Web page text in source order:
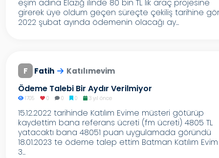
eşim adına Elazığ ilinde 80 bin TL lik araç projesine
girerek üye oldum geçen süreçte çekiliş tarihine
2022 şubat ayında ödemenin olacağı ay...
F Fatih Katılımevim
Ödeme Talebi Bir Aydır Verilmiyor
1705 0 0 0 3 yıl önce
15.12.2022 tarihinde Katılım Evime müsteri götürüp
kaydettim bana referans ücreti (fm ücreti) 4805 TL
yatacaktı bana 48051 puan uygulamada göründü
18.01.2023 te ödeme talep ettim Batman Katılım Evim
3...